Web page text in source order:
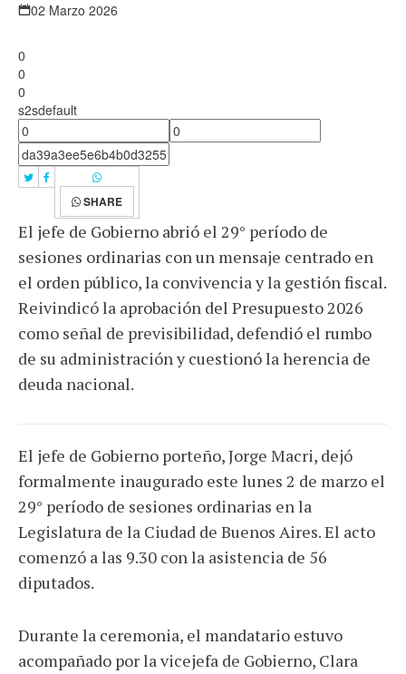
02 Marzo 2026
0
0
0
s2sdefault
SHARE
El jefe de Gobierno abrió el 29° período de
sesiones ordinarias con un mensaje centrado en
el orden público, la convivencia y la gestión fiscal.
Reivindicó la aprobación del Presupuesto 2026
como señal de previsibilidad, defendió el rumbo
de su administración y cuestionó la herencia de
deuda nacional.
El jefe de Gobierno porteño, Jorge Macri, dejó
formalmente inaugurado este lunes 2 de marzo el
29° período de sesiones ordinarias en la
Legislatura de la Ciudad de Buenos Aires. El acto
comenzó a las 9.30 con la asistencia de 56
diputados.
Durante la ceremonia, el mandatario estuvo
acompañado por la vicejefa de Gobierno, Clara